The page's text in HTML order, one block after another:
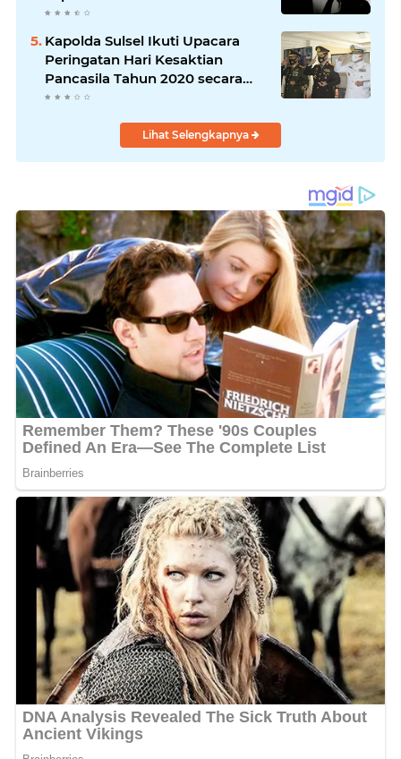
Kapolda Sulsel Ikuti Upacara
Peringatan Hari Kesaktian
Pancasila Tahun 2020 secara
virtual
Lihat Selengkapnya